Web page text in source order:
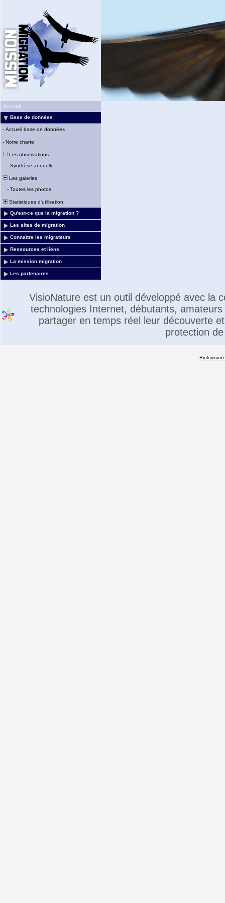
Accueil
Base de données
- Accueil base de données
- Notre charte
Les observations
- Synthèse annuelle
Les galeries
- Toutes les photos
Statistiques d'utilisation
Qu'est-ce que la migration ?
Les sites de migration
Connaître les migrateurs
Ressources et liens
La mission migration
Les partenaires
VisioNature est un outil développé avec la
technologies Internet, débutants,
partager en temps réel leur découverte
protection
Biolovision